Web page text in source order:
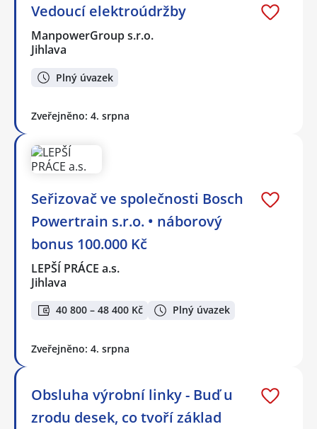
Vedoucí elektroúdržby
ManpowerGroup s.r.o.
Jihlava
Plný úvazek
Zveřejněno: 4. srpna
Seřizovač ve společnosti Bosch
Powertrain s.r.o. • náborový
bonus 100.000 Kč
LEPŠÍ PRÁCE a.s.
Jihlava
40 800 – 48 400 Kč Plný úvazek
Zveřejněno: 4. srpna
Obsluha výrobní linky - Buď u
zrodu desek, co tvoří základ